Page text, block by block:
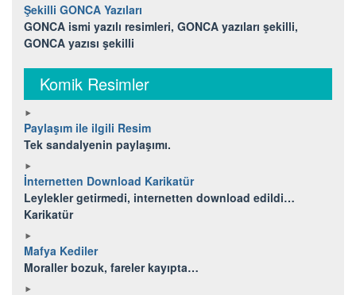
Şekilli GONCA Yazıları
GONCA ismi yazılı resimleri, GONCA yazıları şekilli,
GONCA yazısı şekilli
Komik Resimler
Paylaşım ile ilgili Resim
Tek sandalyenin paylaşımı.
İnternetten Download Karikatür
Leylekler getirmedi, internetten download edildi…
Karikatür
Mafya Kediler
Moraller bozuk, fareler kayıpta…